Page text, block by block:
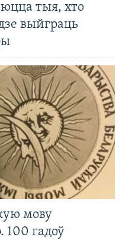
тыя, хто
выйграць
мову
100 гадоў